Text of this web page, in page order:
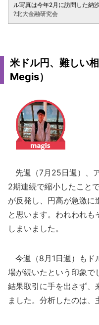
ル写真は今年2月に訪問した納沙
?北大金融研究会
米ドル円、難しい
Megis）
先週（7月25日週）、
2期連続で縮小したこと
が反発し、円高が急激に
と思います。われわれも
しまいました。
今週（8月1日週）もド
場が続いたという印象で
結果取引に手を出さず、
ました。分析したのは、